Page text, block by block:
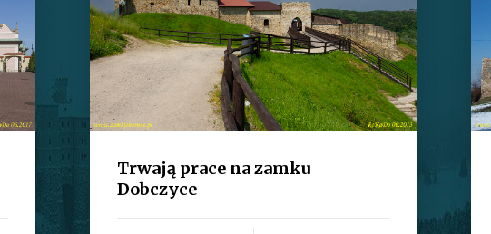
Trwają prace na zamku
Dobczyce